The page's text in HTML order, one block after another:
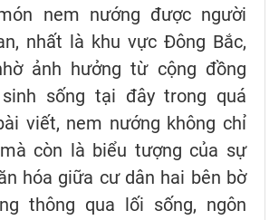
nem nướng được người
nhất là khu vực Đông Bắc,
ảnh hưởng từ cộng đồng
sống tại đây trong quá
viết, nem nướng không chỉ
còn là biểu tượng của sự
hóa giữa cư dân hai bên bờ
thông qua lối sống, ngôn